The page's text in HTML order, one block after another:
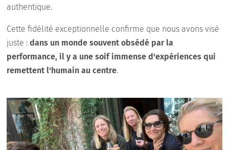
authentique.
Cette fidélité exceptionnelle confirme que nous avons visé
juste :dans un monde souvent obsédé par la
performance, il y a une soif immense d'expériences qui
remettent l'humain au centre.